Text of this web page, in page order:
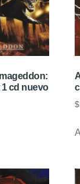
cd nuevo
$